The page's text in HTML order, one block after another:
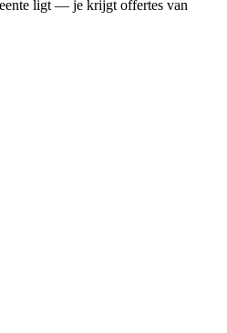
ligt — je krijgt offertes van